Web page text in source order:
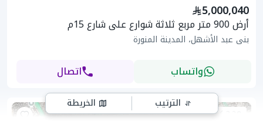
الترتيب الخريطة
5,000,040
أرض 900 متر مربع ثلاثة شوارع على شارع 15م
بنى عبد الأشهل، المدينة المنورة
واتساب اتصال